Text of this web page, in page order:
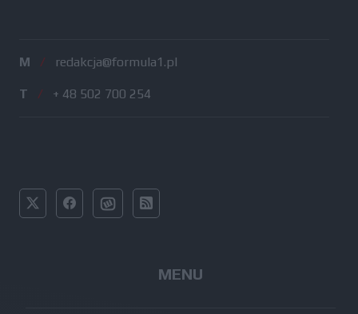
M / redakcja@formula1.pl
T / + 48 502 700 254
MENU